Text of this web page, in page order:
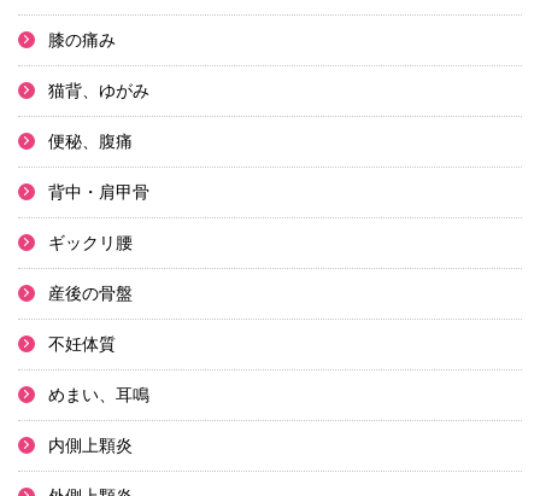
膝の痛み
猫背、ゆがみ
便秘、腹痛
背中・肩甲骨
ギックリ腰
産後の骨盤
不妊体質
めまい、耳鳴
内側上顆炎